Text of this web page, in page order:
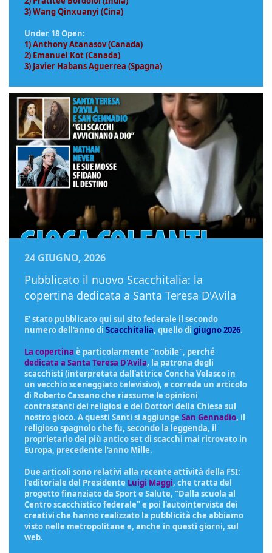
3) Wang Qinxuanyi (Cina)
Under 18 Open:
1) Anthony Atanasov (Canada)
2) Emanuel Kot (Canada)
3) Javier Habans Aguerrea (Spagna)
24 GIUGNO, 2026
Pubblicato il nuovo Scacchitalia: la
copertina dedicata a Santa Teresa D'Avila
E' stato pubblicato qui sul sito federale il secondo
numero dell'anno di Scacchitalia, quello di giugno 2026.
La copertina è particolarmente "nobile", perché
dedicata a Santa Teresa D'Avila, la patrona degli
scacchisti (interpretata dall'attrice Concha Velasco in
un vecchio sceneggiato televisivo), e correda un articolo
di Roberto Cassano che riassume le opinioni
contrastanti dei religiosi e dei Dottori della Chiesa sul
nostro gioco. A questi Santi si aggiunge San Gennadio, il
religioso spagnolo che fu, secondo la leggenda, il
proprietario del più antico set di scacchi mai ritrovato in
Europa, precedente l'anno Mille.
Due articoli sono relativi alla recente attività della FSI:
l'editoriale del Presidente Luigi Maggi, che tratta del
progetto finanziato da Sport e Salute, "Dalla scuola al
Centro scacchistico federale" e poi l'autointervista dei
creativi che hanno realizzato la pubblicità che abbiamo
visto nelle metropolitane e, anche in questi giorni, sul
web.